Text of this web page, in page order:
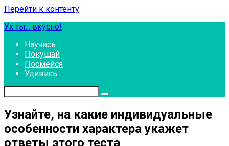
Перейти к контенту
Ух ты... вкусно!
Научись
Покушай
Посмейся
Удивись
Узнайте, на какие индивидуальные
особенности характера укажет
ответы этого теста